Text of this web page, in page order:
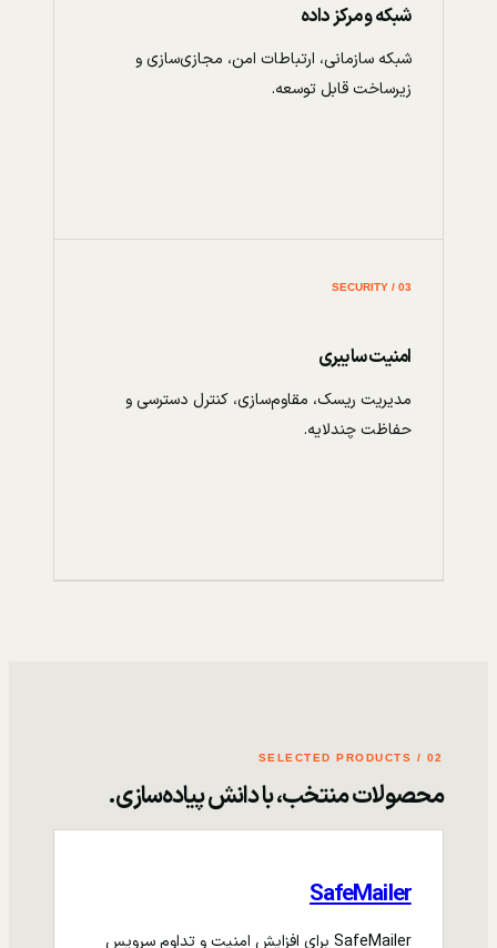
شبکه و مرکز داده
شبکه سازمانی، ارتباطات امن، مجازی‌سازی و
زیرساخت قابل توسعه.
03 / SECURITY
امنیت سایبری
مدیریت ریسک، مقاوم‌سازی، کنترل دسترسی و
حفاظت چندلایه.
02 / SELECTED PRODUCTS
محصولات منتخب، با دانش پیاده‌سازی.
SafeMailer
SafeMailer برای افزایش امنیت و تداوم سرویس